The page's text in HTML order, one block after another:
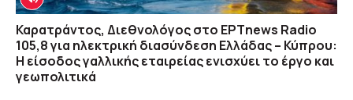
Καρατράντος, Διεθνολόγος στο ΕΡΤnews Radio
105,8 για ηλεκτρική διασύνδεση Ελλάδας – Κύπρου:
Η είσοδος γαλλικής εταιρείας ενισχύει το έργο και
γεωπολιτικά